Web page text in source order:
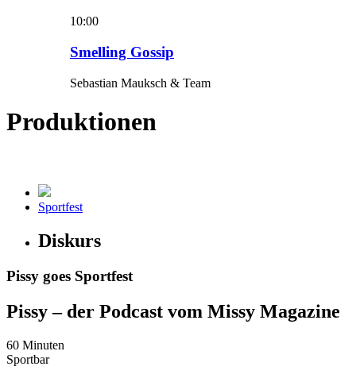
10:00
Smelling Gossip
Sebastian Mauksch & Team
Produktionen
Sportfest
Diskurs
Pissy goes Sportfest
Pissy – der Podcast vom Missy Magazine
60 Minuten
Sportbar